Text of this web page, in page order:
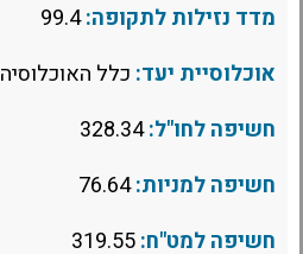
מדד נזילות לתקופה:99.4
אוכלוסיית יעד: כלל האוכלוסיה
חשיפה לחו"ל:328.34
חשיפה למניות:76.64
חשיפה למט"ח: